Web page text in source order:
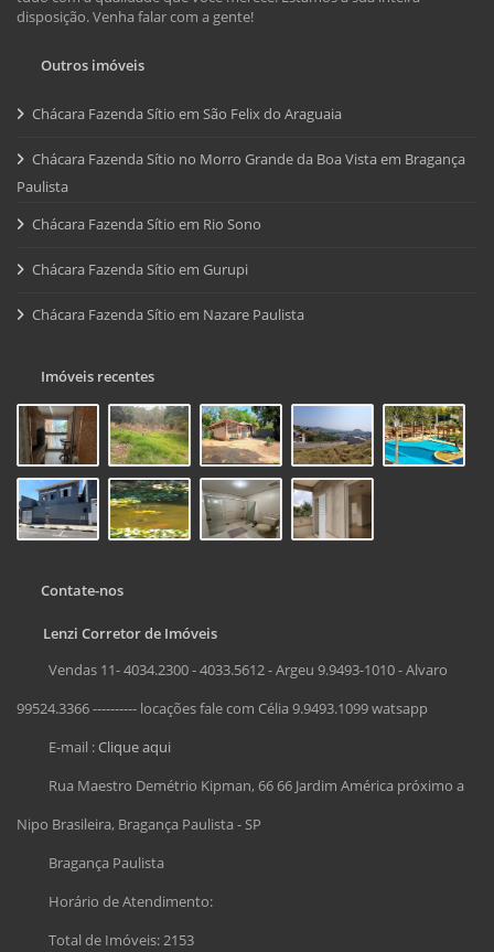
disposição. Venha falar com a gente!
Outros imóveis
Chácara Fazenda Sítio em São Felix do Araguaia
Chácara Fazenda Sítio no Morro Grande da Boa Vista em Bragança
Paulista
Chácara Fazenda Sítio em Rio Sono
Chácara Fazenda Sítio em Gurupi
Chácara Fazenda Sítio em Nazare Paulista
Imóveis recentes
Contate-nos
Lenzi Corretor de Imóveis
Vendas 11- 4034.2300 - 4033.5612 - Argeu 9.9493-1010 - Alvaro
99524.3366 ---------- locações fale com Célia 9.9493.1099 watsapp
E-mail :Clique aqui
Rua Maestro Demétrio Kipman, 66 66 Jardim América próximo a
Nipo Brasileira, Bragança Paulista - SP
Bragança Paulista
Horário de Atendimento:
Total de Imóveis: 2153